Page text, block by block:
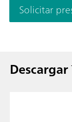
Solicitar
Descargar